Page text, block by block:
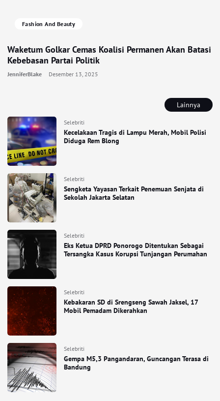
Lainnya
Selebriti
Kecelakaan Tragis di Lampu Merah, Mobil Polisi
Diduga Rem Blong
Selebriti
Sengketa Yayasan Terkait Penemuan Senjata di
Sekolah Jakarta Selatan
Selebriti
Eks Ketua DPRD Ponorogo Ditentukan Sebagai
Tersangka Kasus Korupsi Tunjangan Perumahan
Selebriti
Kebakaran SD di Srengseng Sawah Jaksel, 17
Mobil Pemadam Dikerahkan
Selebriti
Gempa M5,3 Pangandaran, Guncangan Terasa di
Bandung
Fashion And Beauty
Waketum Golkar Cemas Koalisi Permanen Akan Batasi
Kebebasan Partai Politik
JenniferBlake Desember 13, 2025